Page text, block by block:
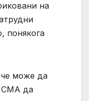
на
понякога
може да
СМА да